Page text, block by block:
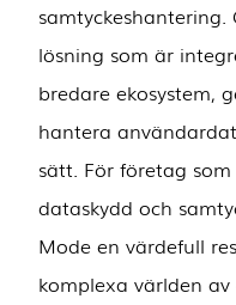
lösning som är
bredare ekosystem,
hantera
sätt. För företag
dataskydd och
Mode en värdefull
komplexa världen